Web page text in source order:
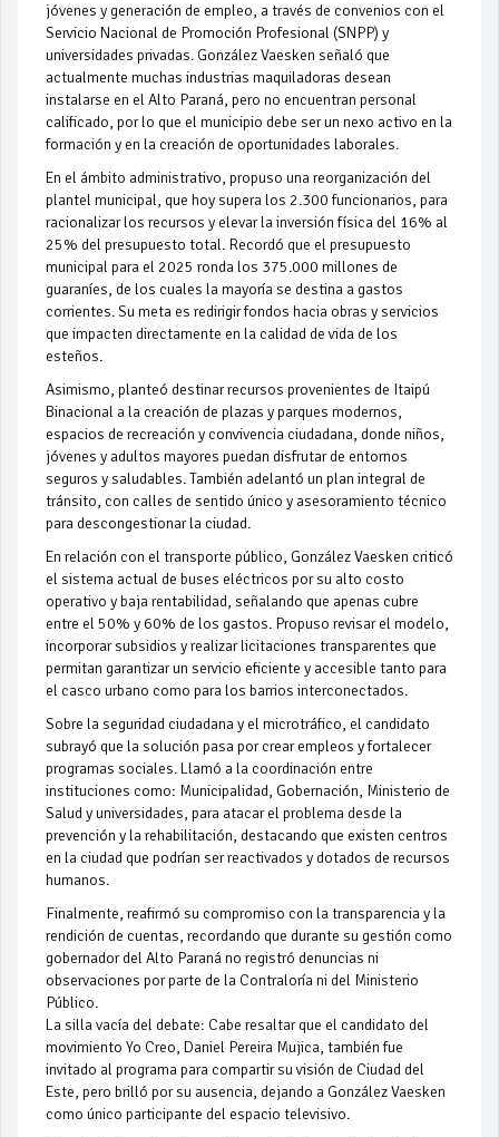
jóvenes y generación de empleo, a través de convenios con el
Servicio Nacional de Promoción Profesional (SNPP) y
universidades privadas. González Vaesken señaló que
actualmente muchas industrias maquiladoras desean
instalarse en el Alto Paraná, pero no encuentran personal
calificado, por lo que el municipio debe ser un nexo activo en la
formación y en la creación de oportunidades laborales.
En el ámbito administrativo, propuso una reorganización del
plantel municipal, que hoy supera los 2.300 funcionarios, para
racionalizar los recursos y elevar la inversión física del 16% al
25% del presupuesto total. Recordó que el presupuesto
municipal para el 2025 ronda los 375.000 millones de
guaraníes, de los cuales la mayoría se destina a gastos
corrientes. Su meta es redirigir fondos hacia obras y servicios
que impacten directamente en la calidad de vida de los
esteños.
Asimismo, planteó destinar recursos provenientes de Itaipú
Binacional a la creación de plazas y parques modernos,
espacios de recreación y convivencia ciudadana, donde niños,
jóvenes y adultos mayores puedan disfrutar de entornos
seguros y saludables. También adelantó un plan integral de
tránsito, con calles de sentido único y asesoramiento técnico
para descongestionar la ciudad.
En relación con el transporte público, González Vaesken criticó
el sistema actual de buses eléctricos por su alto costo
operativo y baja rentabilidad, señalando que apenas cubre
entre el 50% y 60% de los gastos. Propuso revisar el modelo,
incorporar subsidios y realizar licitaciones transparentes que
permitan garantizar un servicio eficiente y accesible tanto para
el casco urbano como para los barrios interconectados.
Sobre la seguridad ciudadana y el microtráfico, el candidato
subrayó que la solución pasa por crear empleos y fortalecer
programas sociales. Llamó a la coordinación entre
instituciones como: Municipalidad, Gobernación, Ministerio de
Salud y universidades, para atacar el problema desde la
prevención y la rehabilitación, destacando que existen centros
en la ciudad que podrían ser reactivados y dotados de recursos
humanos.
Finalmente, reafirmó su compromiso con la transparencia y la
rendición de cuentas, recordando que durante su gestión como
gobernador del Alto Paraná no registró denuncias ni
observaciones por parte de la Contraloría ni del Ministerio
Público.
La silla vacía del debate: Cabe resaltar que el candidato del
movimiento Yo Creo, Daniel Pereira Mujica, también fue
invitado al programa para compartir su visión de Ciudad del
Este, pero brilló por su ausencia, dejando a González Vaesken
como único participante del espacio televisivo.